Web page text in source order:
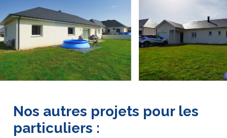
Nos autres projets pour les
particuliers :